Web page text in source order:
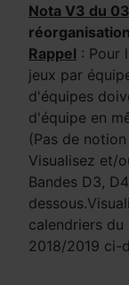
Nota V3 du
Rappel : Pour
jeux par
d'équipes
d'équipe en
(Pas de
Visualisez et/
Bandes D3,
calendriers du
2018/2019 ci-